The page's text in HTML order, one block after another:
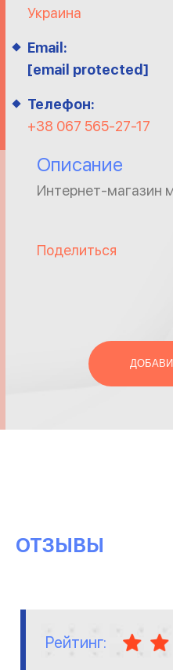
Украина
Email:
[email protected]
Телефон:
+38 067 565-27-17
Описание
Интернет-магазин
Поделиться
ОТЗЫВЫ
Рейтинг: